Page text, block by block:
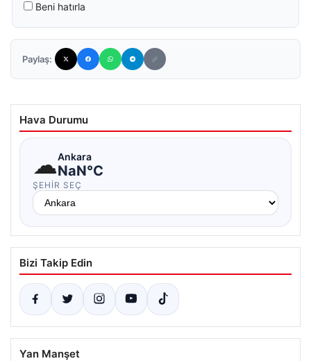
Beni hatırla
Paylaş:
Hava Durumu
☁Ankara
NaN°C
ŞEHIR SEÇ
Bizi Takip Edin
Yan Manşet